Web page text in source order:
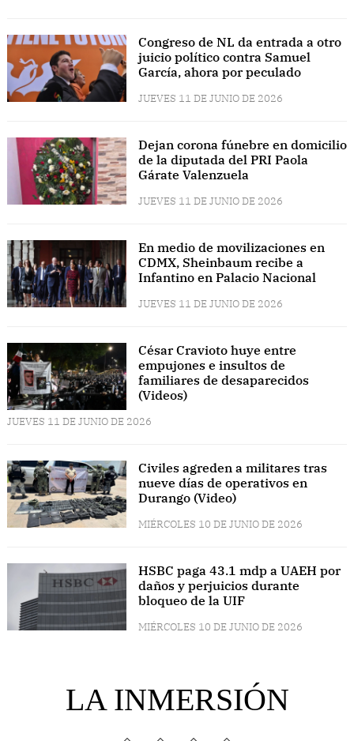
Congreso de NL da entrada a otro
juicio político contra Samuel
García, ahora por peculado
JUEVES 11 DE JUNIO DE 2026
Dejan corona fúnebre en domicilio
de la diputada del PRI Paola
Gárate Valenzuela
JUEVES 11 DE JUNIO DE 2026
En medio de movilizaciones en
CDMX, Sheinbaum recibe a
Infantino en Palacio Nacional
JUEVES 11 DE JUNIO DE 2026
César Cravioto huye entre
empujones e insultos de
familiares de desaparecidos
(Videos)
JUEVES 11 DE JUNIO DE 2026
Civiles agreden a militares tras
nueve días de operativos en
Durango (Video)
MIÉRCOLES 10 DE JUNIO DE 2026
HSBC paga 43.1 mdp a UAEH por
daños y perjuicios durante
bloqueo de la UIF
MIÉRCOLES 10 DE JUNIO DE 2026
LA INMERSIÓN